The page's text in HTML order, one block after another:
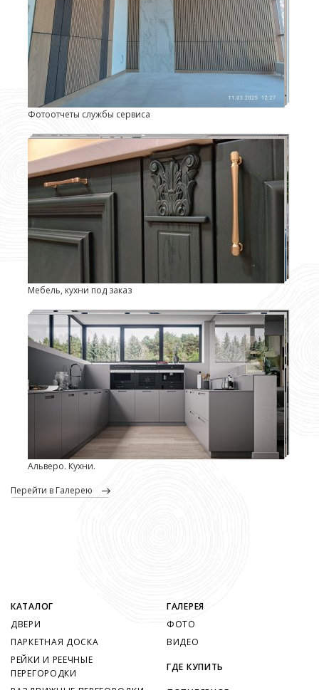
Фотоотчеты службы сервиса
Мебель, кухни под заказ
Альверо. Кухни.
перейти в Галерею
КАТАЛОГ
ДВЕРИ
ПАРКЕТНАЯ ДОСКА
РЕЙКИ И РЕЕЧНЫЕ
ПЕРЕГОРОДКИ
ГАЛЕРЕЯ
ФОТО
ВИДЕО
ГДЕ КУПИТЬ